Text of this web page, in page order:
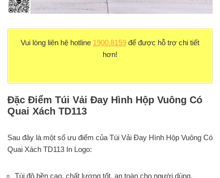
Vui lòng liên hệ hotline 1900.8159 để được hỗ trợ chi tiết
hơn!
Đặc Điểm Túi Vải Đay Hình Hộp Vuông Có
Quai Xách TD113
Sau đây là một số ưu điểm của Túi Vải Đay Hình Hộp Vuông Có
Quai Xách TD113 In Logo:
Túi độ bền cao, chất lượng tốt, an toàn cho người dùng.